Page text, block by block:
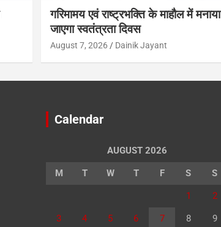
गरिमामय एवं राष्ट्रभक्ति के माहौल में मनाया
जाएगा स्वतंत्रता दिवस
August 7, 2026 Dainik Jayant
Calendar
AUGUST 2026
M T W T F S S
1 2
3 4 5 6 7 8 9